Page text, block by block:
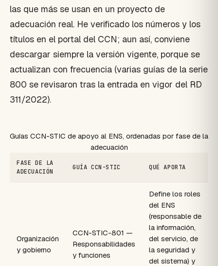
las que más se usan en un proyecto de
adecuación real. He verificado los números y los
títulos en el portal del CCN; aun así, conviene
descargar siempre la versión vigente, porque se
actualizan con frecuencia (varias guías de la serie
800 se revisaron tras la entrada en vigor del RD
311/2022).
Guías CCN-STIC de apoyo al ENS, ordenadas por fase de la
adecuación
FASE DE LA
ADECUACIÓN
GUÍA CCN-STIC QUÉ APORTA
Organización
y gobierno
CCN-STIC-801 —
Responsabilidades
y funciones
Define los roles
del ENS
(responsable de
la información,
del servicio, de
la seguridad y
del sistema) y